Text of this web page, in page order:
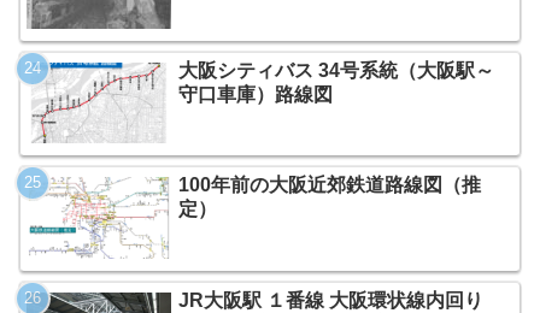
大阪シティバス 34号系統（大阪駅～
守口車庫）路線図
100年前の大阪近郊鉄道路線図（推
定）
JR大阪駅 １番線 大阪環状線内回り